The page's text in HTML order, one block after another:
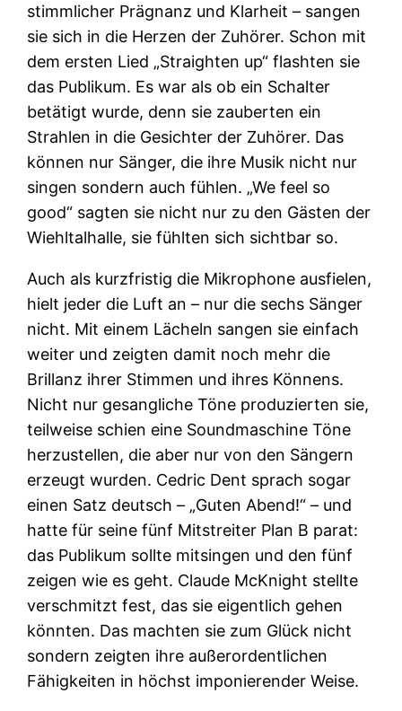
stimmlicher Prägnanz und Klarheit – sangen
sie sich in die Herzen der Zuhörer. Schon mit
dem ersten Lied „Straighten up“ flashten sie
das Publikum. Es war als ob ein Schalter
betätigt wurde, denn sie zauberten ein
Strahlen in die Gesichter der Zuhörer. Das
können nur Sänger, die ihre Musik nicht nur
singen sondern auch fühlen. „We feel so
good“ sagten sie nicht nur zu den Gästen der
Wiehltalhalle, sie fühlten sich sichtbar so.
Auch als kurzfristig die Mikrophone ausfielen,
hielt jeder die Luft an – nur die sechs Sänger
nicht. Mit einem Lächeln sangen sie einfach
weiter und zeigten damit noch mehr die
Brillanz ihrer Stimmen und ihres Könnens.
Nicht nur gesangliche Töne produzierten sie,
teilweise schien eine Soundmaschine Töne
herzustellen, die aber nur von den Sängern
erzeugt wurden. Cedric Dent sprach sogar
einen Satz deutsch – „Guten Abend!“ – und
hatte für seine fünf Mitstreiter Plan B parat:
das Publikum sollte mitsingen und den fünf
zeigen wie es geht. Claude McKnight stellte
verschmitzt fest, das sie eigentlich gehen
könnten. Das machten sie zum Glück nicht
sondern zeigten ihre außerordentlichen
Fähigkeiten in höchst imponierender Weise.